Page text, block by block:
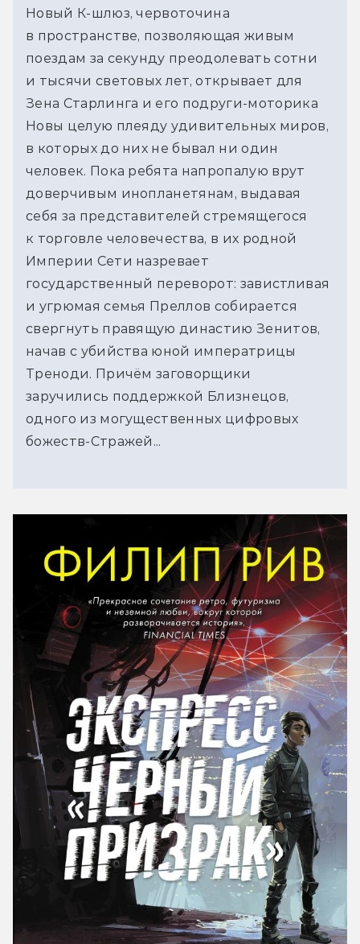
Новый К-шлюз, червоточина
в пространстве, позволяющая живым
поездам за секунду преодолевать сотни
и тысячи световых лет, открывает для
Зена Старлинга и его подруги-моторика
Новы целую плеяду удивительных миров,
в которых до них не бывал ни один
человек. Пока ребята напропалую врут
доверчивым инопланетянам, выдавая
себя за представителей стремящегося
к торговле человечества, в их родной
Империи Сети назревает
государственный переворот: завистливая
и угрюмая семья Преллов собирается
свергнуть правящую династию Зенитов,
начав с убийства юной императрицы
Треноди. Причём заговорщики
заручились поддержкой Близнецов,
одного из могущественных цифровых
божеств-Стражей...